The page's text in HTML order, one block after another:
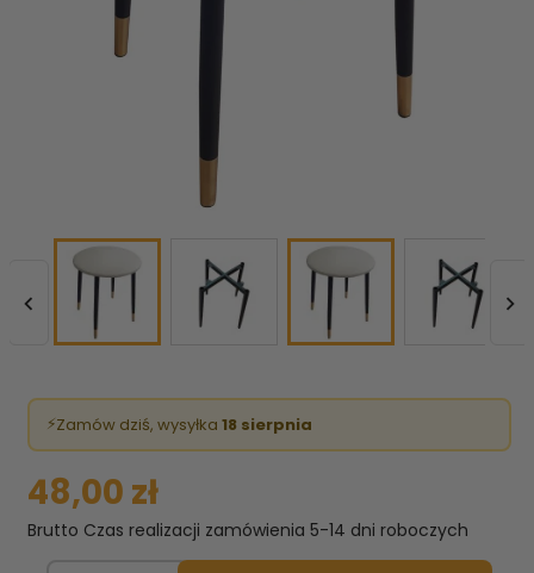
 
⚡Zamów dziś, wysyłka 18 sierpnia
48,00 zł
Brutto Czas realizacji zamówienia 5-14 dni roboczych